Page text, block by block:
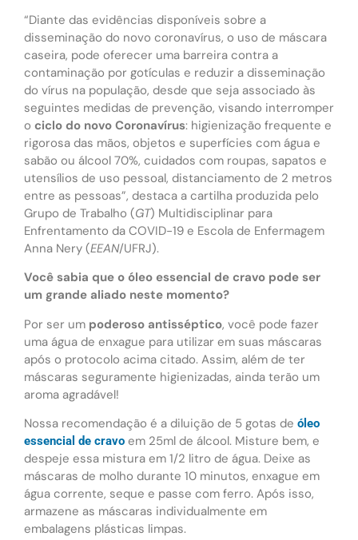
“Diante das evidências disponíveis sobre a
disseminação do novo coronavírus, o uso de máscara
caseira, pode oferecer uma barreira contra a
contaminação por gotículas e reduzir a disseminação
do vírus na população, desde que seja associado às
seguintes medidas de prevenção, visando interromper
o ciclo do novo Coronavírus: higienização frequente e
rigorosa das mãos, objetos e superfícies com água e
sabão ou álcool 70%, cuidados com roupas, sapatos e
utensílios de uso pessoal, distanciamento de 2 metros
entre as pessoas”, destaca a cartilha produzida pelo
Grupo de Trabalho (GT) Multidisciplinar para
Enfrentamento da COVID-19 e Escola de Enfermagem
Anna Nery (EEAN/UFRJ).
Você sabia que o óleo essencial de cravo pode ser
um grande aliado neste momento?
Por ser um poderoso antisséptico, você pode fazer
uma água de enxague para utilizar em suas máscaras
após o protocolo acima citado. Assim, além de ter
máscaras seguramente higienizadas, ainda terão um
aroma agradável!
Nossa recomendação é a diluição de 5 gotas de óleo
essencial de cravo em 25ml de álcool. Misture bem, e
despeje essa mistura em 1/2 litro de água. Deixe as
máscaras de molho durante 10 minutos, enxague em
água corrente, seque e passe com ferro. Após isso,
armazene as máscaras individualmente em
embalagens plásticas limpas.